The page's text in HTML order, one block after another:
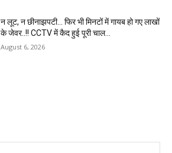
न लूट, न छीनाझपटी… फिर भी मिनटों में गायब हो गए लाखों
के जेवर..!! CCTV में कैद हुई पूरी चाल…
August 6, 2026